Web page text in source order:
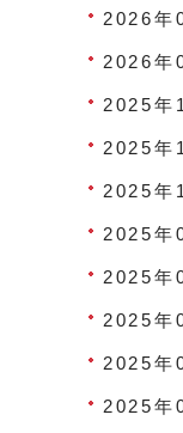
2026年
2026年
2025年
2025年
2025年
2025年
2025年
2025年
2025年
2025年